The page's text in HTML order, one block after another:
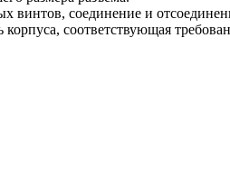
винтов, соединение и
соответствующая